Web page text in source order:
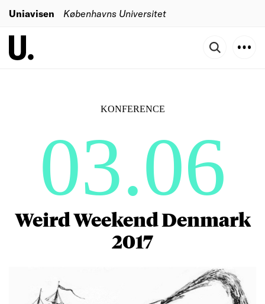
Uniavisen Københavns Universitet
KONFERENCE
03.06
Weird Weekend Denmark
2017